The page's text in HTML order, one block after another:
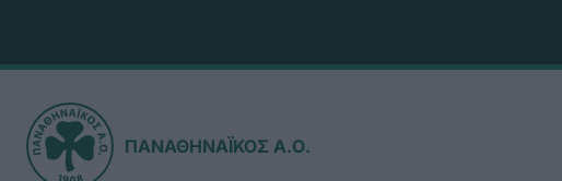
ΠΑΝΑΘΗΝΑΪΚΟΣ Α.Ο.